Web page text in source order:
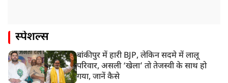
स्पेशल्स
बांकीपुर में हारी BJP, लेकिन सदमे में लालू
परिवार, असली ‘खेला’ तो तेजस्वी के साथ हो
गया, जानें कैसे